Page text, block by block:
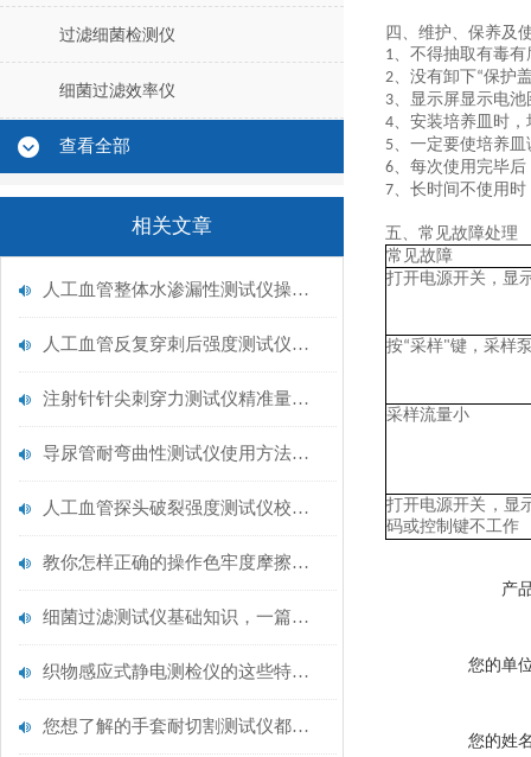
过滤细菌检测仪
细菌过滤效率仪
查看全部
相关文章
人工血管整体水渗漏性测试仪操作中最容易出错的步骤
人工血管反复穿刺后强度测试仪是什么？透析患者的“生命管“质量靠它把关！
注射针针尖刺穿力测试仪精准量化针尖锋利度，构筑临床安全防线
导尿管耐弯曲性测试仪使用方法与操作规范
人工血管探头破裂强度测试仪校准规范：精准赋能医疗安全的技术基准
教你怎样正确的操作色牢度摩擦测试机
细菌过滤测试仪基础知识，一篇搞定
织物感应式静电测检仪的这些特点很少有人都知道
您想了解的手套耐切割测试仪都在这里了
四、维护、保养及
1、不得抽取有毒
2、没有卸下“保护
3、显示屏显示电
4、安装培养皿时
5、一定要使培养
6、每次使用完毕
7、长时间不使用
五、常见故障处理
常见故障
打开电源开关，显
按“采样"键，采样
采样流量小
打开电源开关，显
码或控制键不工作
产
您的单
您的姓